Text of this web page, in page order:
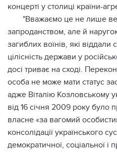
концерті у столиці країни-
"Вважаємо це не лише
запроданством, але й
загиблих воїнів, які віддали
цілісність держави у
досі триває на сході.
особа не може мати статус
адже Віталію Козловському
від 16 січня 2009 року було
власне «за вагомий
консолідації українського
демократичної, соціальної і